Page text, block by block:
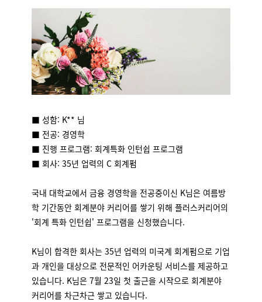
■ 성함: K** 님
■ 전공: 경영학
■ 진행 프로그램: 회계특화 인턴쉽 프로그램
■ 회사: 35년 업력의 C 회계펌
국내 대학교에서 금융 경영학을 전공중이신 K님은 여름방
학 기간동안 회계분야 커리어를 쌓기 위해 플러스커리어의
'회계 특화 인턴쉽' 프로그램을 신청했습니다.
K님이 합격한 회사는 35년 업력의 미국계 회계펌으로 기업
과 개인을 대상으로 전문적인 어카운팅 서비스를 제공하고
있습니다. K님은 7월 23일 첫 출근을 시작으로 회계분야
커리어를 차근차근 쌓고 있습니다.